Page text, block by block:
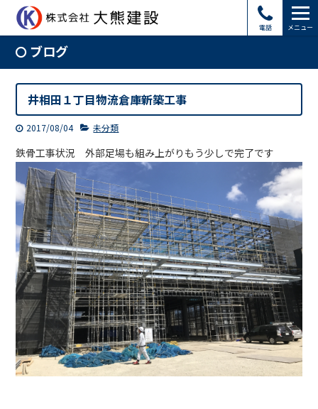
電話 メニュー
ブログ
井相田１丁目物流倉庫新築工事
2017/08/04 未分類
鉄骨工事状況 外部足場も組み上がりもう少しで完了です